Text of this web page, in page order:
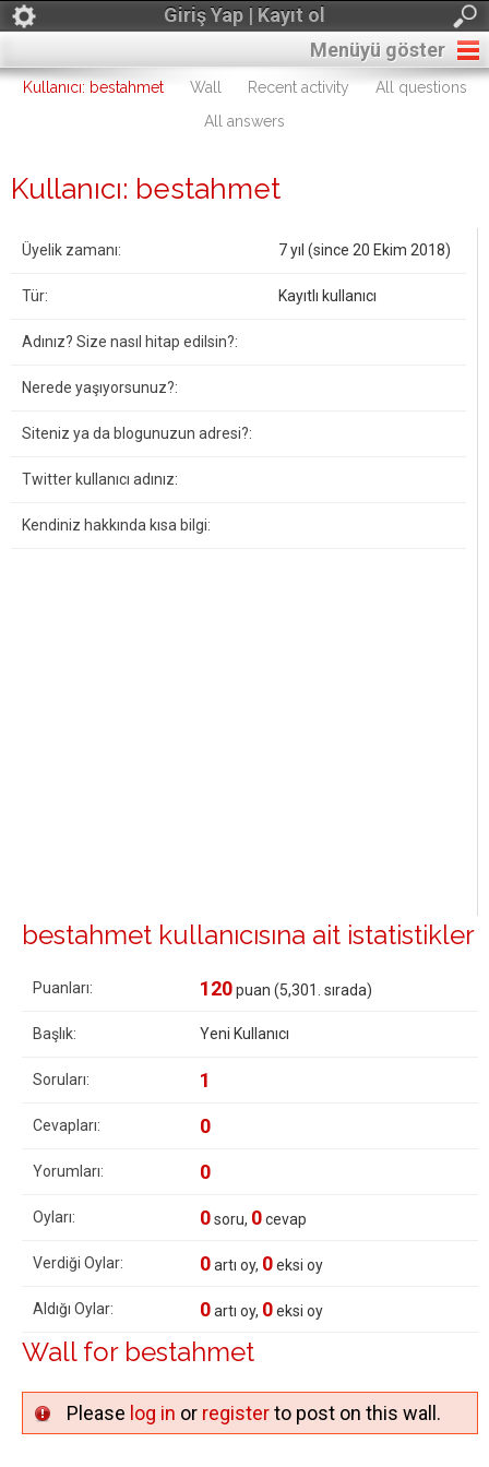
Giriş Yap | Kayıt ol
Menüyü göster
Kullanıcı: bestahmet Wall Recent activity
All questions
All answers
Kullanıcı: bestahmet
Üyelik zamanı: 7 yıl (since 20 Ekim 2018)
Tür: Kayıtlı kullanıcı
Adınız? Size nasıl hitap edilsin?:
Nerede yaşıyorsunuz?:
Siteniz ya da blogunuzun adresi?:
Twitter kullanıcı adınız:
Kendiniz hakkında kısa bilgi:
bestahmet kullanıcısına ait istatistikler
Puanları: 120puan (5,301 . sırada)
Başlık: Yeni Kullanıcı
Soruları: 1
Cevapları: 0
Yorumları: 0
Oyları: 0soru, 0cevap
Verdiği Oylar: 0artı oy, 0eksi oy
Aldığı Oylar: 0artı oy, 0eksi oy
Wall for bestahmet
Please log in or registerto post on this wall.